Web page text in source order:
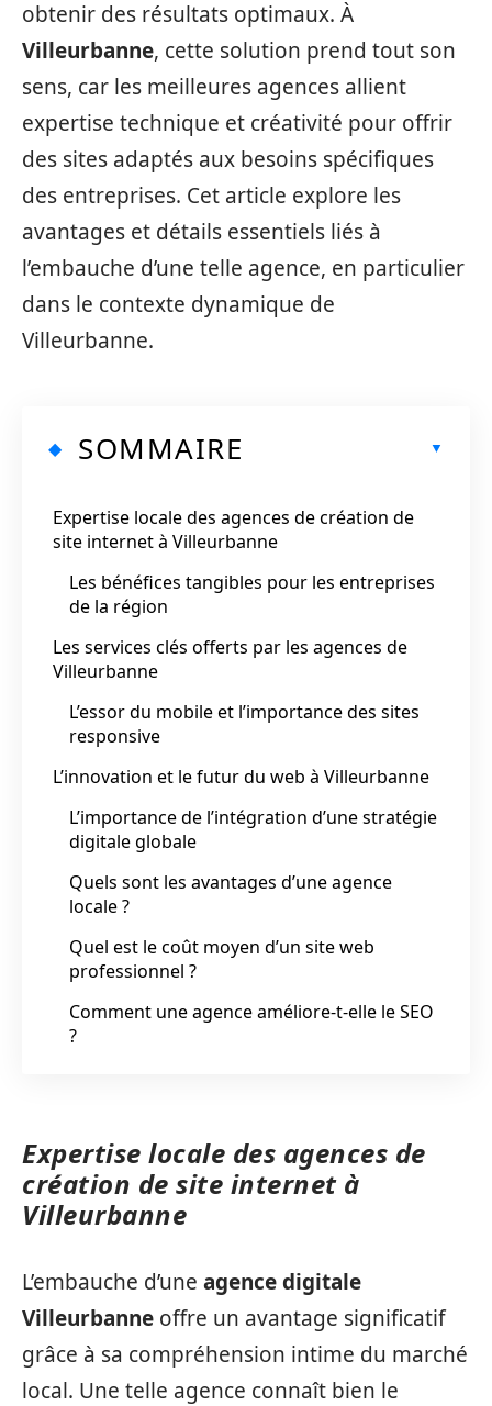
obtenir des résultats optimaux. À
Villeurbanne, cette solution prend tout son
sens, car les meilleures agences allient
expertise technique et créativité pour offrir
des sites adaptés aux besoins spécifiques
des entreprises. Cet article explore les
avantages et détails essentiels liés à
l’embauche d’une telle agence, en particulier
dans le contexte dynamique de
Villeurbanne.
SOMMAIRE
Expertise locale des agences de création de
site internet à Villeurbanne
Les bénéfices tangibles pour les entreprises
de la région
Les services clés offerts par les agences de
Villeurbanne
L’essor du mobile et l’importance des sites
responsive
L’innovation et le futur du web à Villeurbanne
L’importance de l’intégration d’une stratégie
digitale globale
Quels sont les avantages d’une agence
locale ?
Quel est le coût moyen d’un site web
professionnel ?
Comment une agence améliore-t-elle le SEO
?
Expertise locale des agences de
création de site internet à
Villeurbanne
L’embauche d’une agence digitale
Villeurbanne offre un avantage significatif
grâce à sa compréhension intime du marché
local. Une telle agence connaît bien le